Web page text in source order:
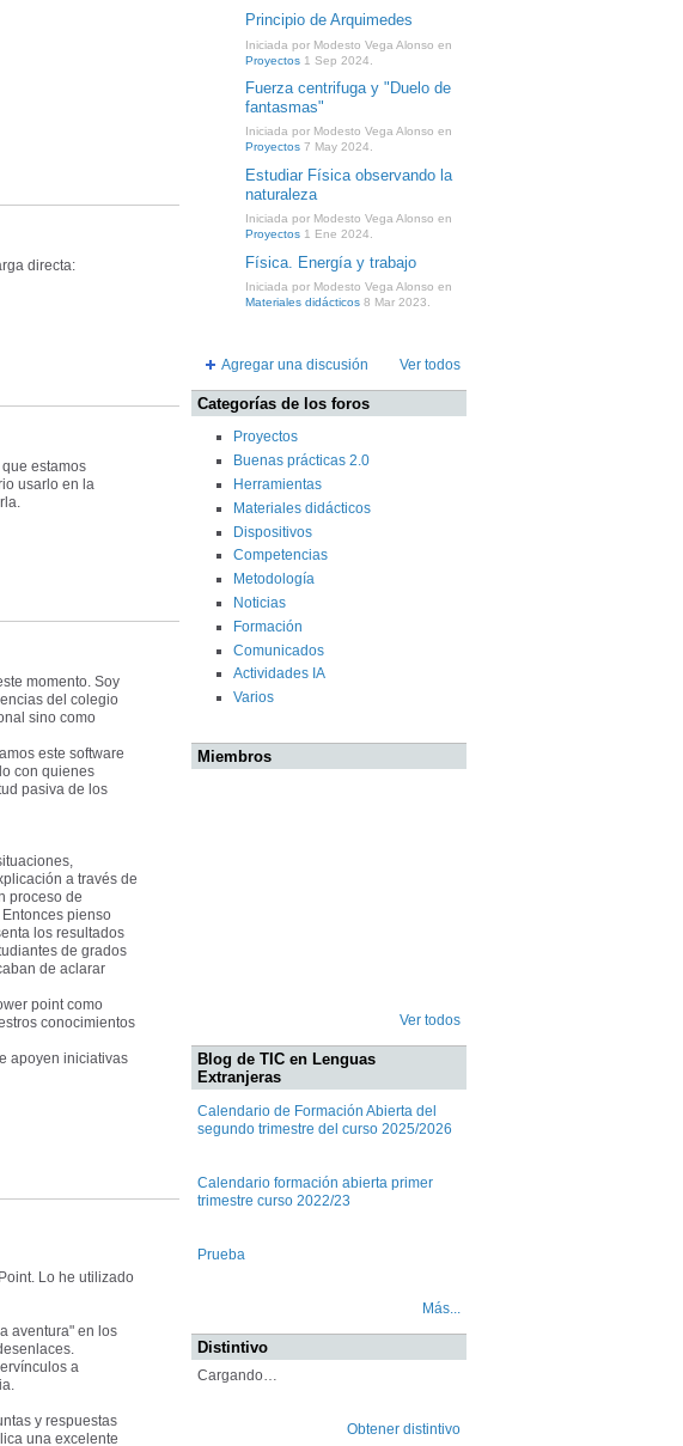
directa:
estamos
usarlo en la
momento. Soy
del colegio
sino como
este software
con quienes
pasiva de los
a través de
proceso de
pienso
los resultados
de grados
de aclarar
point como
conocimientos
apoyen iniciativas
Lo he utilizado
aventura" en los
a
y respuestas
una excelente
Principio de Arquimedes
Iniciada por Modesto Vega Alonso en
Proyectos 1 Sep 2024.
Fuerza centrifuga y "Duelo de
fantasmas"
Iniciada por Modesto Vega Alonso en
Proyectos 7 May 2024.
Estudiar Física observando la
naturaleza
Iniciada por Modesto Vega Alonso en
Proyectos 1 Ene 2024.
Física. Energía y trabajo
Iniciada por Modesto Vega Alonso en
Materiales didácticos 8 Mar 2023.
Agregar una discusión Ver todos
Categorías de los foros
Proyectos
Buenas prácticas 2.0
Herramientas
Materiales didácticos
Dispositivos
Competencias
Metodología
Noticias
Formación
Comunicados
Actividades IA
Varios
Miembros
Ver todos
Blog de TIC en Lenguas
Extranjeras
Calendario de Formación Abierta del
segundo trimestre del curso 2025/2026
Calendario formación abierta primer
trimestre curso 2022/23
Prueba
Más...
Distintivo
Cargando…
Obtener distintivo